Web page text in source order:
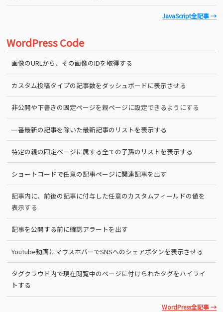
JavaScript全記事 →
WordPress Code
画像のURLから、その画像のIDを取得する
カスタム投稿タイプの記事数をダッシュボードに表示させる
非公開や下書きの固定ページを親ページに設定できるようにする
一番最新の記事を除いた最新記事のリストを表示する
特定の親の固定ページに属する全ての子孫のリストを表示する
ショートコードで任意の記事ページに関連記事を出す
記事内に、前後の記事に付与した任意のカスタムフィールドの値を
表示する
記事を公開する前に確認アラートを出す
Youtube動画にマウスホバーでSNSへのシェアボタンを表示させる
タグクラウド内で現在閲覧中のページに付けられたタグをハイライ
トする
WordPress全記事 →